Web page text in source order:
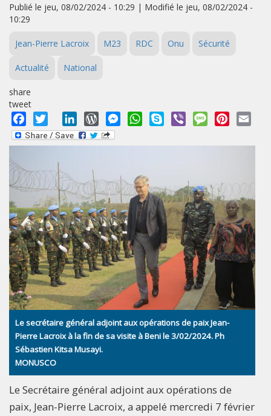
Publié le jeu, 08/02/2024 - 10:29 | Modifié le jeu, 08/02/2024 -
10:29
Jean-Pierre Lacroix M23 RDC Onu Sécurité
Actualité National
share
tweet
Facebook
Twitter LinkedInWordPressMessengerWhatsApp
Skype Viber MessagePinterest
Le secrétaire général adjoint aux opérations de paix Jean-
Pierre Lacroix à la fin de sa visite à Beni le 3/02/2024. Ph
Sébastien Kitsa Musayi.
MONUSCO
Le Secrétaire général adjoint aux opérations de
paix, Jean-Pierre Lacroix, a appelé mercredi 7 février